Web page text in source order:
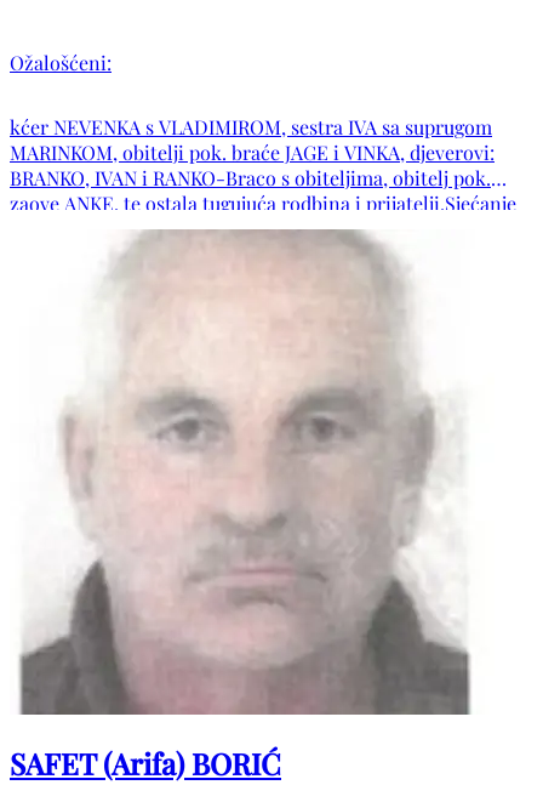
Ožalošćeni:
kćer NEVENKA s VLADIMIROM, sestra IVA sa suprugom
MARINKOM, obitelji pok. braće JAGE i VINKA, djeverovi:
BRANKO, IVAN i RANKO-Braco s obiteljima, obitelj pok.
zaove ANKE, te ostala tugujuća rodbina i prijatelji.Sjećanje
na tebe ostat će vječno u našim srcima. POČIVALA U MIRU
SAFET (Arifa) BORIĆ